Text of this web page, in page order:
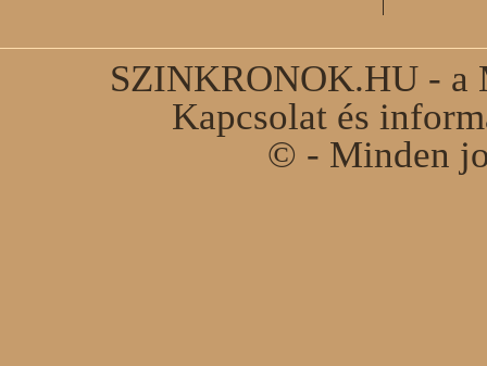
SZINKRONOK.HU - a
Kapcsolat és
© - Minden